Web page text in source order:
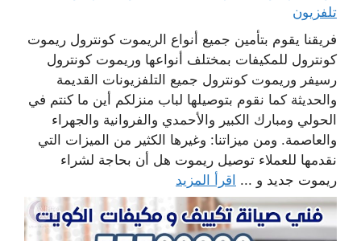
تلفزيون
فريقنا يقوم بتأمين جميع أنواع الريموت كونترول ريموت
كونترول للمكيفات بمختلف أنواعها وريموت كونترول
رسيفر وريموت كونترول جميع التلفزيونات القديمة
والحديثة كما نقوم بتوصيلها لباب منزلكم أين ما كنتم في
الحولي ومبارك الكبير والأحمدي والفروانية والجهراء
والعاصمة. ومن ميزاتنا: وغيرها الكثير من الميزات التي
نقدمها للعملاء توصيل ريموت هل أن بحاجة لشراء
ريموت جديد و ... اقرأ المزيد